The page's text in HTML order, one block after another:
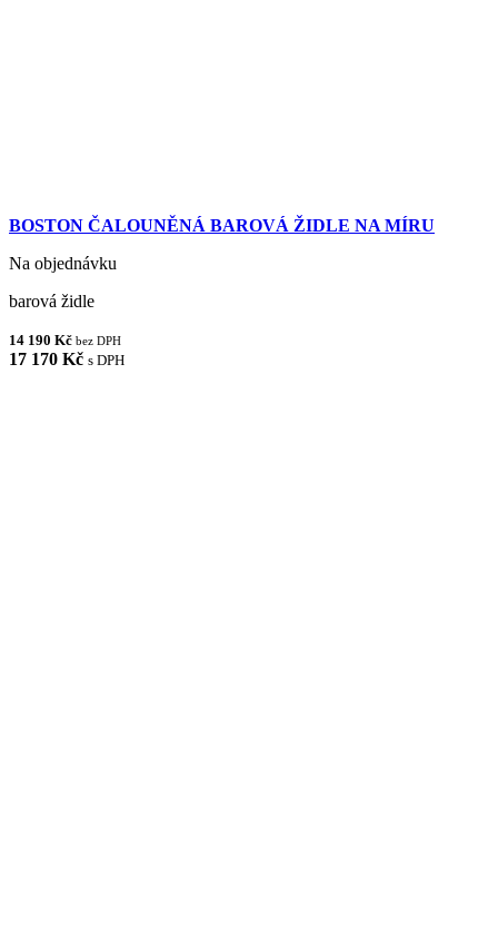
BOSTON ČALOUNĚNÁ BAROVÁ ŽIDLE NA MÍRU
Na objednávku
barová židle
14 190 Kč bez DPH
17 170 Kč s DPH